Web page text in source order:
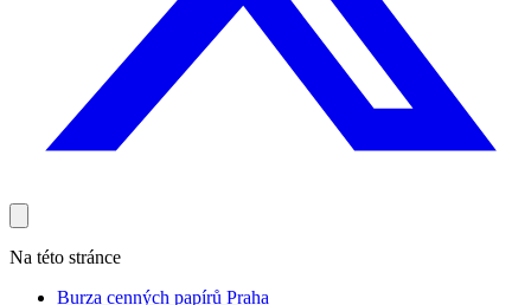
Na této stránce
Burza cenných papírů Praha